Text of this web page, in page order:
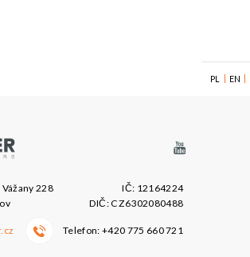
PL | EN |
228
IČ: 12164224
DIČ: CZ6302080488
Telefon: +420 775 660 721